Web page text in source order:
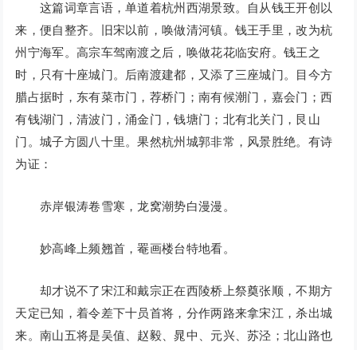
这篇词章言语，单道着杭州西湖景致。自从钱王开创以
来，便自整齐。旧宋以前，唤做清河镇。钱王手里，改为杭
州宁海军。高宗车驾南渡之后，唤做花花临安府。钱王之
时，只有十座城门。后南渡建都，又添了三座城门。目今方
腊占据时，东有菜市门，荐桥门；南有候潮门，嘉会门；西
有钱湖门，清波门，涌金门，钱塘门；北有北关门，艮山
门。城子方圆八十里。果然杭州城郭非常，风景胜绝。有诗
为证：
赤岸银涛卷雪寒，龙窝潮势白漫漫。
妙高峰上频翘首，罨画楼台特地看。
却才说不了宋江和戴宗正在西陵桥上祭奠张顺，不期方
天定已知，着令差下十员首将，分作两路来拿宋江，杀出城
来。南山五将是吴值、赵毅、晁中、元兴、苏泾；北山路也